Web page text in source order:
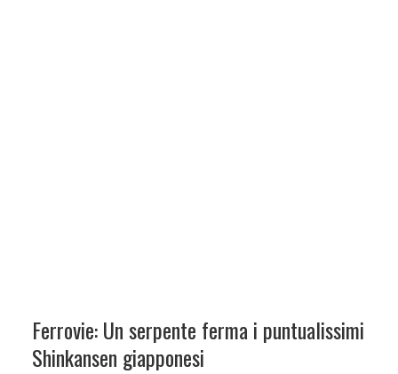
Ferrovie: Un serpente ferma i puntualissimi
Shinkansen giapponesi